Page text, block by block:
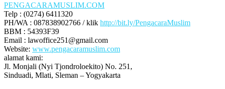
PENGACARAMUSLIM.COM
Telp : (0274) 6411320
PH/WA : 087838902766 / klik http://bit.ly/PengacaraMuslim
BBM : 54393F39
Email : lawoffice251@gmail.com
Website: www.pengacaramuslim.com
alamat kami:
Jl. Monjali (Nyi Tjondroloekito) No. 251,
Sinduadi, Mlati, Sleman – Yogyakarta